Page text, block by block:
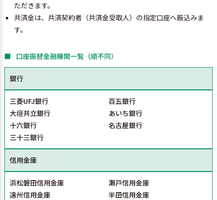
ただきます。
共済金は、共済契約者（共済金受取人）の指定口座へ振込みま
す。
口座振替金融機関一覧（順不同）
銀行
三菱UFJ銀行
百五銀行
大垣共立銀行
あいち銀行
十六銀行
名古屋銀行
三十三銀行
信用金庫
浜松磐田信用金庫
瀬戸信用金庫
遠州信用金庫
半田信用金庫